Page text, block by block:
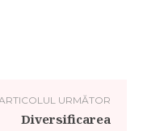
URMĂTOR
Diversificarea